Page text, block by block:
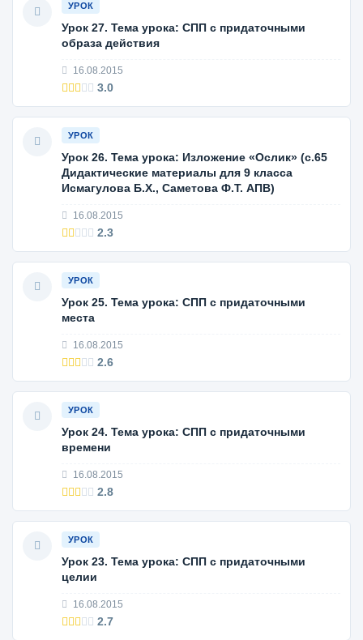
УРОК
Урок 27. Тема урока: СПП с придаточными
образа действия
16.08.2015
3.0
УРОК
Урок 26. Тема урока: Изложение «Ослик» (с.65
Дидактические материалы для 9 класса
Исмагулова Б.Х., Саметова Ф.Т. АПВ)
16.08.2015
2.3
УРОК
Урок 25. Тема урока: СПП с придаточными
места
16.08.2015
2.6
УРОК
Урок 24. Тема урока: СПП с придаточными
времени
16.08.2015
2.8
УРОК
Урок 23. Тема урока: СПП с придаточными
целии
16.08.2015
2.7